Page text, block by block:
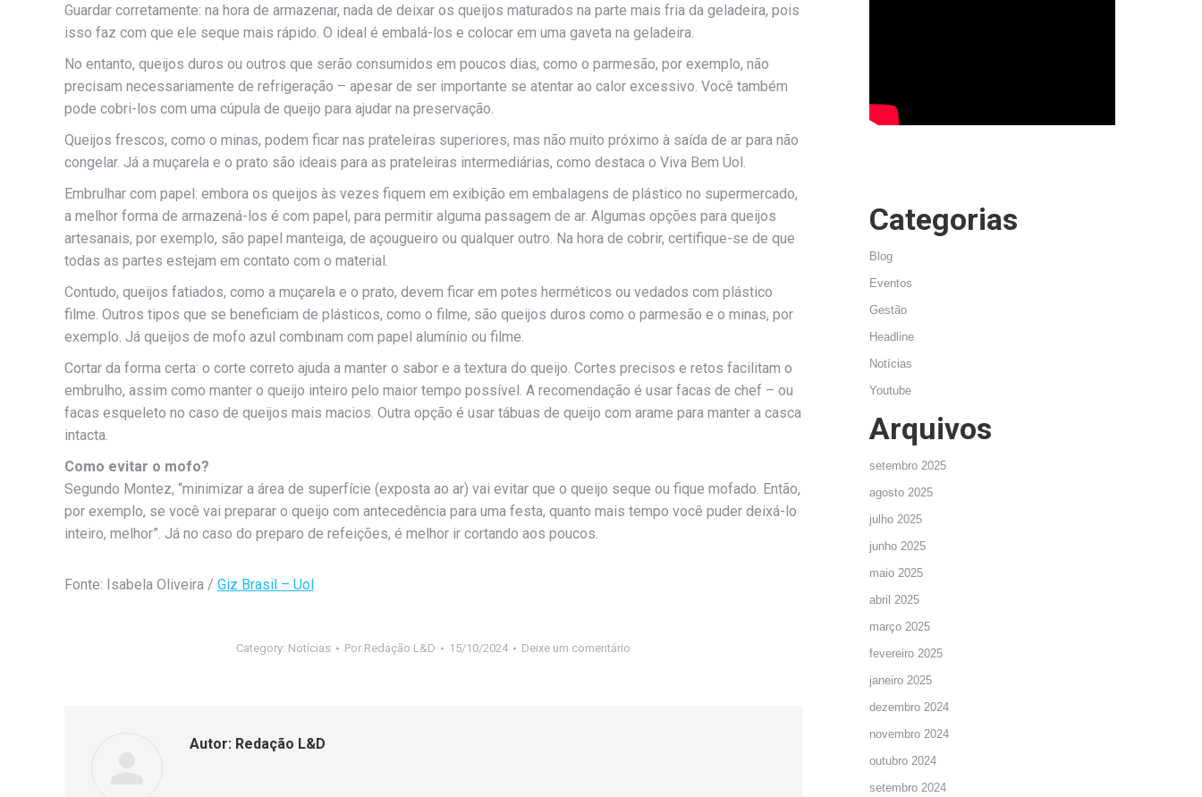
Guardar corretamente: na hora de armazenar, nada de deixar os queijos maturados na parte mais fria da geladeira, pois
isso faz com que ele seque mais rápido. O ideal é embalá-los e colocar em uma gaveta na geladeira.
No entanto, queijos duros ou outros que serão consumidos em poucos dias, como o parmesão, por exemplo, não
precisam necessariamente de refrigeração – apesar de ser importante se atentar ao calor excessivo. Você também
pode cobri-los com uma cúpula de queijo para ajudar na preservação.
Queijos frescos, como o minas, podem ficar nas prateleiras superiores, mas não muito próximo à saída de ar para não
congelar. Já a muçarela e o prato são ideais para as prateleiras intermediárias, como destaca o Viva Bem Uol.
Embrulhar com papel: embora os queijos às vezes fiquem em exibição em embalagens de plástico no supermercado,
a melhor forma de armazená-los é com papel, para permitir alguma passagem de ar. Algumas opções para queijos
artesanais, por exemplo, são papel manteiga, de açougueiro ou qualquer outro. Na hora de cobrir, certifique-se de que
todas as partes estejam em contato com o material.
Contudo, queijos fatiados, como a muçarela e o prato, devem ficar em potes herméticos ou vedados com plástico
filme. Outros tipos que se beneficiam de plásticos, como o filme, são queijos duros como o parmesão e o minas, por
exemplo. Já queijos de mofo azul combinam com papel alumínio ou filme.
Cortar da forma certa: o corte correto ajuda a manter o sabor e a textura do queijo. Cortes precisos e retos facilitam o
embrulho, assim como manter o queijo inteiro pelo maior tempo possível. A recomendação é usar facas de chef – ou
facas esqueleto no caso de queijos mais macios. Outra opção é usar tábuas de queijo com arame para manter a casca
intacta.
Como evitar o mofo?
Segundo Montez, “minimizar a área de superfície (exposta ao ar) vai evitar que o queijo seque ou fique mofado. Então,
por exemplo, se você vai preparar o queijo com antecedência para uma festa, quanto mais tempo você puder deixá-lo
inteiro, melhor”. Já no caso do preparo de refeições, é melhor ir cortando aos poucos.
Fonte: Isabela Oliveira / Giz Brasil – Uol
Category: Notícias Por Redação L&D 15/10/2024 Deixe um comentário
Autor: Redação L&D
Categorias
Blog
Eventos
Gestão
Headline
Notícias
Youtube
Arquivos
setembro 2025
agosto 2025
julho 2025
junho 2025
maio 2025
abril 2025
março 2025
fevereiro 2025
janeiro 2025
dezembro 2024
novembro 2024
outubro 2024
setembro 2024